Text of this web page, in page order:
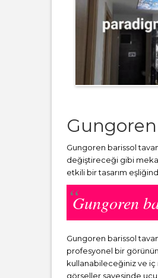
Gungoren barissol
değiştireceği gibi
etkili bir tasarım
Gungoren
Gungoren barissol
profesyonel bir
kullanabileceğiniz ve iç
görseller sayesinde